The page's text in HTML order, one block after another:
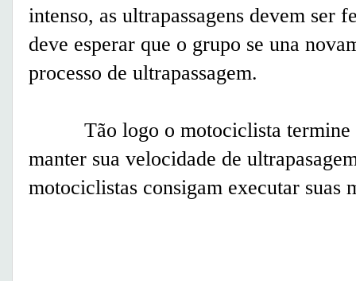
intenso, as ultrapassagens devem ser
deve esperar que o grupo se una
processo de ultrapassagem.
Tão logo o motociclista termine
manter sua velocidade de
motociclistas consigam executar suas